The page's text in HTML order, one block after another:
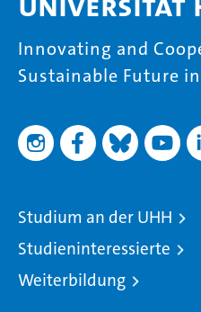
Innovating and
Sustainable Future
Studium an der UHH
Studieninteressierte
Weiterbildung